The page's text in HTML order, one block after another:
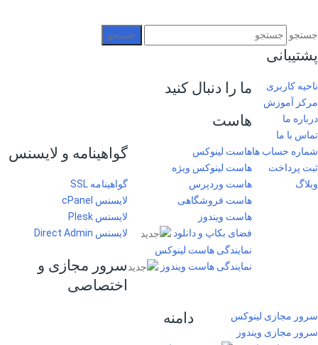
جستجو
پشتیبانی
ناحیه کاربری
مرکز آموزش
درباره ما
تماس با ما
شماره حساب ها
ثبت پرداخت
وبلاگ
ما را دنبال کنید
هاست
هاست لینوکس
هاست لینوکس ویژه
هاست وردپرس
هاست فروشگاهی
هاست ویندوز
فضای بکاپ و دانلود
نمایندگی هاست لینوکس
نمایندگی هاست ویندوز
گواهینامه و لایسنس
گواهینامه SSL
لایسنس cPanel
لایسنس Plesk
لایسنس Direct Admin
سرور مجازی و
اختصاصی
سرور مجازی لینوکس
سرور مجازی ویندوز
دامنه